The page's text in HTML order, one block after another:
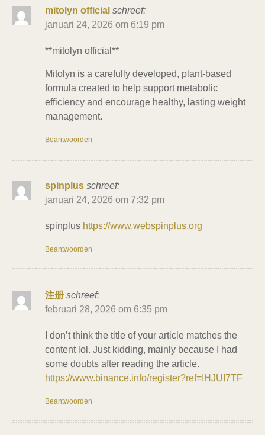
mitolyn official schreef:
januari 24, 2026 om 6:19 pm
**mitolyn official**
Mitolyn is a carefully developed, plant-based
formula created to help support metabolic
efficiency and encourage healthy, lasting weight
management.
Beantwoorden
spinplus schreef:
januari 24, 2026 om 7:32 pm
spinplus https://www.webspinplus.org
Beantwoorden
注册 schreef:
februari 28, 2026 om 6:35 pm
I don’t think the title of your article matches the
content lol. Just kidding, mainly because I had
some doubts after reading the article.
https://www.binance.info/register?ref=IHJUI7TF
Beantwoorden